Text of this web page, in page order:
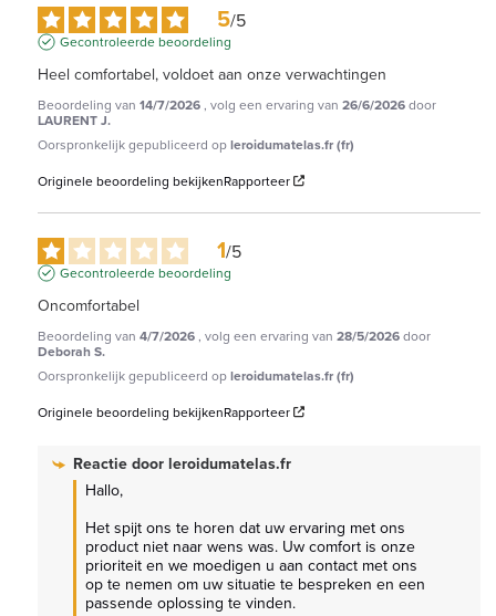
5/5
Gecontroleerde beoordeling
Heel comfortabel, voldoet aan onze verwachtingen
Beoordeling van 14/7/2026, volg een ervaring van 26/6/2026door
LAURENT J.
Oorspronkelijk gepubliceerd opleroidumatelas.fr (fr)
Originele beoordeling bekijkenRapporteer
1/5
Gecontroleerde beoordeling
Oncomfortabel
Beoordeling van 4/7/2026, volg een ervaring van 28/5/2026door
Deborah S.
Oorspronkelijk gepubliceerd opleroidumatelas.fr (fr)
Originele beoordeling bekijkenRapporteer
Reactie doorleroidumatelas.fr
Hallo,
Het spijt ons te horen dat uw ervaring met ons
product niet naar wens was. Uw comfort is onze
prioriteit en we moedigen u aan contact met ons
op te nemen om uw situatie te bespreken en een
passende oplossing te vinden.